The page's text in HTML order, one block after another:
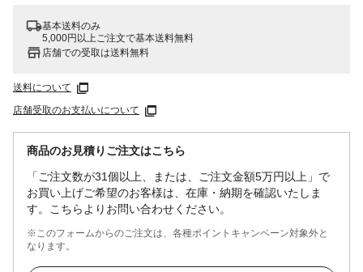
基本送料のみ
5,000円以上ご注文で基本送料無料
店舗での受取は送料無料
送料について
店舗受取のお支払いについて
商品のお見積りご注文はこちら
「ご注文数が31個以上、または、ご注文金額5万円以上」で
お買い上げご希望のお客様は、在庫・納期を確認いたしま
す。こちらよりお問い合わせください。
※このフォームからのご注文は、各種ポイントキャンペーン対象外と
なります。